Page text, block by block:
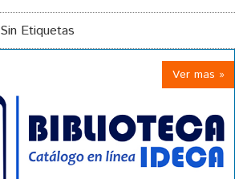
Sin Etiquetas
Ver mas »